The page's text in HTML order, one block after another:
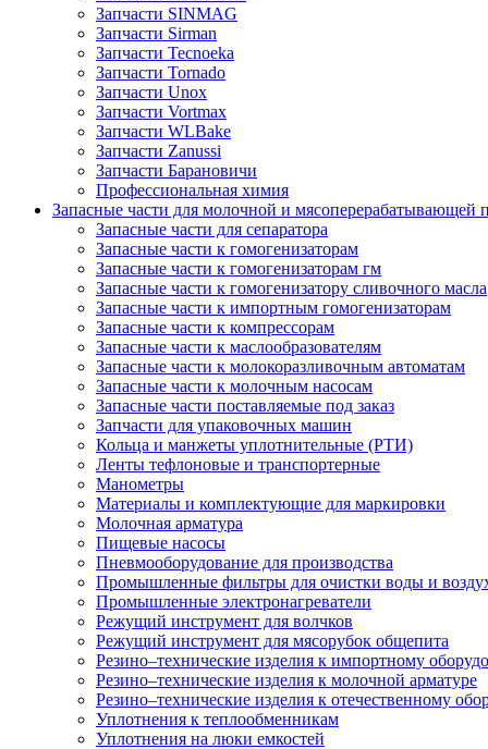
Запчасти SINMAG
Запчасти Sirman
Запчасти Tecnoeka
Запчасти Tornado
Запчасти Unox
Запчасти Vortmax
Запчасти WLBake
Запчасти Zanussi
Запчасти Барановичи
Профессиональная химия
Запасные части для молочной и мясоперерабатывающей
Запасные части для сепаратора
Запасные части к гомогенизаторам
Запасные части к гомогенизаторам гм
Запасные части к гомогенизатору сливочного масла
Запасные части к импортным гомогенизаторам
Запасные части к компрессорам
Запасные части к маслообразователям
Запасные части к молокоразливочным автоматам
Запасные части к молочным насосам
Запасные части поставляемые под заказ
Запчасти для упаковочных машин
Кольца и манжеты уплотнительные (РТИ)
Ленты тефлоновые и транспортерные
Манометры
Материалы и комплектующие для маркировки
Молочная арматура
Пищевые насосы
Пневмооборудование для производства
Промышленные фильтры для очистки воды и
Промышленные электронагреватели
Режущий инструмент для волчков
Режущий инструмент для мясорубок общепита
Резино–технические изделия к импортному
Резино–технические изделия к молочной арматуре
Резино–технические изделия к отечественному
Уплотнения к теплообменникам
Уплотнения на люки емкостей